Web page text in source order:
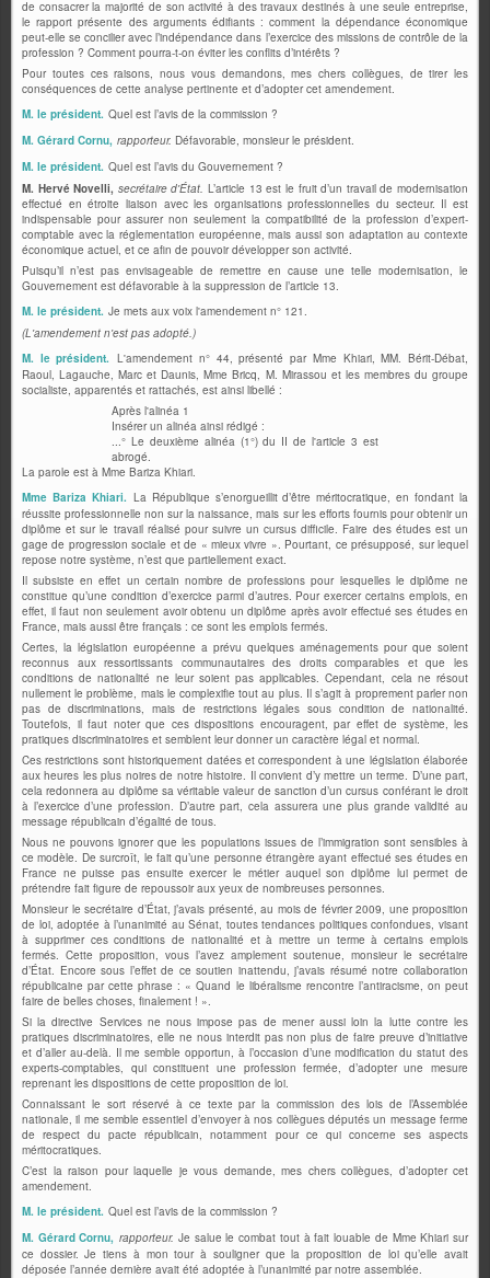
de consacrer la majorité de son activité à des travaux destinés à une seule entreprise,
le rapport présente des arguments édifiants : comment la dépendance économique
peut-elle se concilier avec l’indépendance dans l’exercice des missions de contrôle de la
profession ? Comment pourra-t-on éviter les conflits d’intérêts ?
Pour toutes ces raisons, nous vous demandons, mes chers collègues, de tirer les
conséquences de cette analyse pertinente et d’adopter cet amendement.
M. le président. Quel est l’avis de la commission ?
M. Gérard Cornu, rapporteur. Défavorable, monsieur le président.
M. le président. Quel est l’avis du Gouvernement ?
M. Hervé Novelli, secrétaire d'État. L’article 13 est le fruit d’un travail de modernisation
effectué en étroite liaison avec les organisations professionnelles du secteur. Il est
indispensable pour assurer non seulement la compatibilité de la profession d’expert-
comptable avec la réglementation européenne, mais aussi son adaptation au contexte
économique actuel, et ce afin de pouvoir développer son activité.
Puisqu’il n’est pas envisageable de remettre en cause une telle modernisation, le
Gouvernement est défavorable à la suppression de l’article 13.
M. le président. Je mets aux voix l'amendement n° 121.
(L'amendement n'est pas adopté.)
M. le président. L'amendement n° 44, présenté par Mme Khiari, MM. Bérit-Débat,
Raoul, Lagauche, Marc et Daunis, Mme Bricq, M. Mirassou et les membres du groupe
socialiste, apparentés et rattachés, est ainsi libellé :
Après l'alinéa 1
Insérer un alinéa ainsi rédigé :
...° Le deuxième alinéa (1°) du II de l'article 3 est
abrogé.
La parole est à Mme Bariza Khiari.
Mme Bariza Khiari. La République s’enorgueillit d’être méritocratique, en fondant la
réussite professionnelle non sur la naissance, mais sur les efforts fournis pour obtenir un
diplôme et sur le travail réalisé pour suivre un cursus difficile. Faire des études est un
gage de progression sociale et de « mieux vivre ». Pourtant, ce présupposé, sur lequel
repose notre système, n’est que partiellement exact.
Il subsiste en effet un certain nombre de professions pour lesquelles le diplôme ne
constitue qu’une condition d’exercice parmi d’autres. Pour exercer certains emplois, en
effet, il faut non seulement avoir obtenu un diplôme après avoir effectué ses études en
France, mais aussi être français : ce sont les emplois fermés.
Certes, la législation européenne a prévu quelques aménagements pour que soient
reconnus aux ressortissants communautaires des droits comparables et que les
conditions de nationalité ne leur soient pas applicables. Cependant, cela ne résout
nullement le problème, mais le complexifie tout au plus. Il s’agit à proprement parler non
pas de discriminations, mais de restrictions légales sous condition de nationalité.
Toutefois, il faut noter que ces dispositions encouragent, par effet de système, les
pratiques discriminatoires et semblent leur donner un caractère légal et normal.
Ces restrictions sont historiquement datées et correspondent à une législation élaborée
aux heures les plus noires de notre histoire. Il convient d’y mettre un terme. D’une part,
cela redonnera au diplôme sa véritable valeur de sanction d’un cursus conférant le droit
à l’exercice d’une profession. D’autre part, cela assurera une plus grande validité au
message républicain d’égalité de tous.
Nous ne pouvons ignorer que les populations issues de l’immigration sont sensibles à
ce modèle. De surcroît, le fait qu’une personne étrangère ayant effectué ses études en
France ne puisse pas ensuite exercer le métier auquel son diplôme lui permet de
prétendre fait figure de repoussoir aux yeux de nombreuses personnes.
Monsieur le secrétaire d’État, j’avais présenté, au mois de février 2009, une proposition
de loi, adoptée à l’unanimité au Sénat, toutes tendances politiques confondues, visant
à supprimer ces conditions de nationalité et à mettre un terme à certains emplois
fermés. Cette proposition, vous l’avez amplement soutenue, monsieur le secrétaire
d’État. Encore sous l’effet de ce soutien inattendu, j’avais résumé notre collaboration
républicaine par cette phrase : « Quand le libéralisme rencontre l’antiracisme, on peut
faire de belles choses, finalement ! ».
Si la directive Services ne nous impose pas de mener aussi loin la lutte contre les
pratiques discriminatoires, elle ne nous interdit pas non plus de faire preuve d’initiative
et d’aller au-delà. Il me semble opportun, à l’occasion d’une modification du statut des
experts-comptables, qui constituent une profession fermée, d’adopter une mesure
reprenant les dispositions de cette proposition de loi.
Connaissant le sort réservé à ce texte par la commission des lois de l’Assemblée
nationale, il me semble essentiel d’envoyer à nos collègues députés un message ferme
de respect du pacte républicain, notamment pour ce qui concerne ses aspects
méritocratiques.
C’est la raison pour laquelle je vous demande, mes chers collègues, d’adopter cet
amendement.
M. le président. Quel est l’avis de la commission ?
M. Gérard Cornu, rapporteur. Je salue le combat tout à fait louable de Mme Khiari sur
ce dossier. Je tiens à mon tour à souligner que la proposition de loi qu’elle avait
déposée l’année dernière avait été adoptée à l’unanimité par notre assemblée.